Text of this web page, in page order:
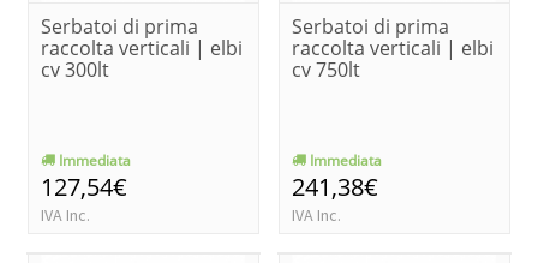
Serbatoi di prima
raccolta verticali | elbi
cv 300lt
Immediata
127,54€
IVA Inc.
Serbatoi di prima
raccolta verticali | elbi
cv 750lt
Immediata
241,38€
IVA Inc.